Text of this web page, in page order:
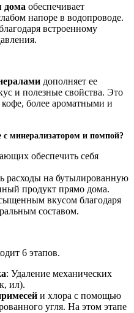
дома обеспечивает
напоре в водопроводе.
встроенному
дополняет ее
и полезные свойства. Это
кофе, более ароматными и
с минерализатором и помпой?
обеспечить себя
расходы на бутылированную
продукт прямо дома.
вкусом благодаря
составом.
6 этапов.
: Удаление механических
ил).
и хлора с помощью
угля. На этом этапе